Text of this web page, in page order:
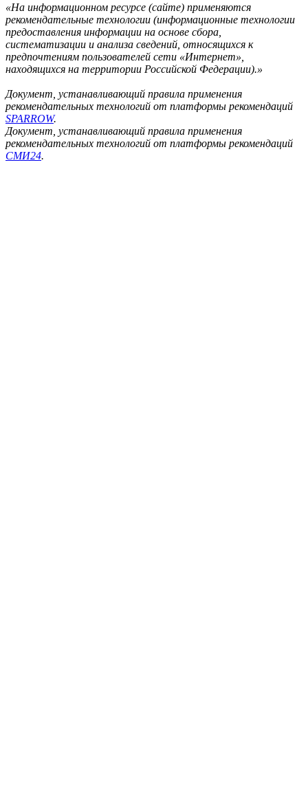
«На информационном ресурсе (сайте) применяются
рекомендательные технологии (информационные технологии
предоставления информации на основе сбора,
систематизации и анализа сведений, относящихся к
предпочтениям пользователей сети «Интернет»,
находящихся на территории Российской Федерации).»
Документ, устанавливающий правила применения
рекомендательных технологий от платформы рекомендаций
SPARROW.
Документ, устанавливающий правила применения
рекомендательных технологий от платформы рекомендаций
СМИ24.